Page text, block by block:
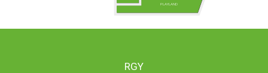
PLAYLAND
RGY